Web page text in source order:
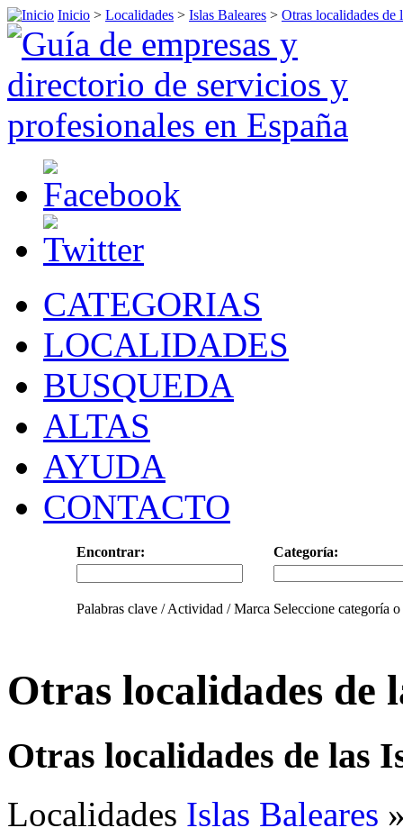
Inicio > Localidades > Islas Baleares > Otras localidades de
CATEGORIAS
LOCALIDADES
BUSQUEDA
ALTAS
AYUDA
CONTACTO
Encontrar: Categoría:
Palabras clave / Actividad / Marca Seleccione categoría
Otras localidades de
Otras localidades de las
Localidades Islas Baleares